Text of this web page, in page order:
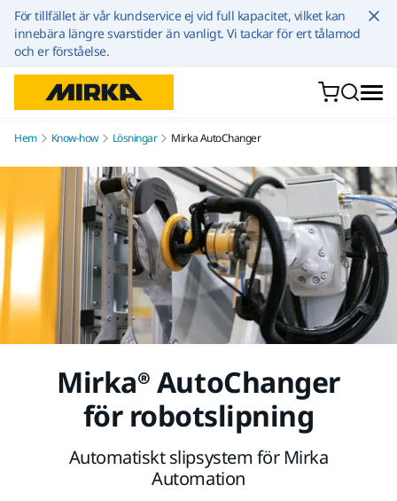
Hoppa till innehållet
För tillfället är vår kundservice ej vid full kapacitet, vilket kan
innebära längre svarstider än vanligt. Vi tackar för ert tålamod
och er förståelse.
Hem Know-how Lösningar Mirka AutoChanger
Mirka® AutoChanger
för robotslipning
Automatiskt slipsystem för Mirka
Automation